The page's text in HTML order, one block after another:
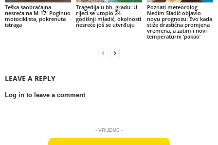
Teška saobraćajna
nesreća na M-17: Poginuo
motociklista, pokrenuta
istraga
Tragedija u bh. gradu: U
rijeci se utopio 24-
godišnji mladić, okolnosti
nesreće još se utvrđuju
Poznati meteorolog
Nedim Sladić objavio
novu prognozu: Evo kada
stiže drastična promjena
vremena, a zatim i novi
temperaturni ‘pakao’
LEAVE A REPLY
Log in to leave a comment
- VRIJEME -